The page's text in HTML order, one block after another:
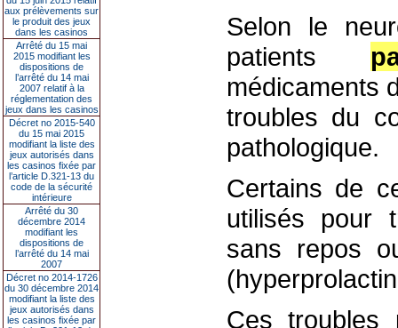
aux prélèvements sur
le produit des jeux
dans les casinos
Arrêté du 15 mai
2015 modifiant les
dispositions de
l’arrêté du 14 mai
2007 relatif à la
réglementation des
jeux dans les casinos
Décret no 2015-540
du 15 mai 2015
modifiant la liste des
jeux autorisés dans
les casinos fixée par
l’article D.321-13 du
code de la sécurité
intérieure
Arrêté du 30
décembre 2014
modifiant les
dispositions de
l’arrêté du 14 mai
2007
Décret no 2014-1726
du 30 décembre 2014
modifiant la liste des
jeux autorisés dans
les casinos fixée par
Selon le
patients
médicaments
troubles du
pathologique.
Certains de
utilisés pour
sans repos
Ces troubles